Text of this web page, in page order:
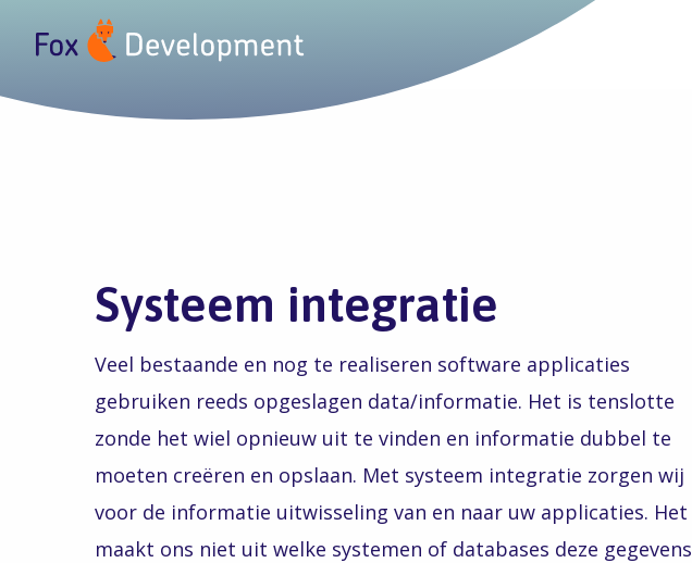
Systeem integratie
Veel bestaande en nog te realiseren software applicaties
gebruiken reeds opgeslagen data/informatie. Het is tenslotte
zonde het wiel opnieuw uit te vinden en informatie dubbel te
moeten creëren en opslaan. Met systeem integratie zorgen wij
voor de informatie uitwisseling van en naar uw applicaties. Het
maakt ons niet uit welke systemen of databases deze gegevens